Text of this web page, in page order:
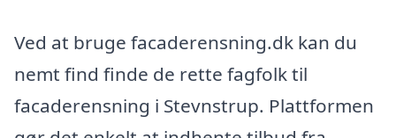
Ved at bruge facaderensning.dk kan du
nemt find finde de rette fagfolk til
facaderensning i Stevnstrup. Plattformen